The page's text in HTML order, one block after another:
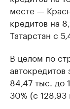
месте —
кредитов на
Татарстан с
В целом по
автокредитов
84,47 тыс. до
30% (с 128,93